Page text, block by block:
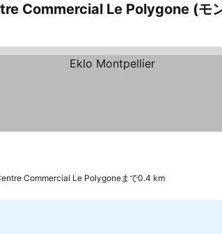
Commercial Le Polygone (モ
Commercial Le Polygoneまで0.4 km